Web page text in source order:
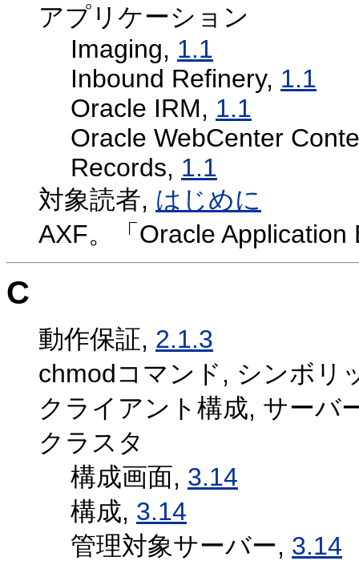
アプリケーション
Imaging, 1.1
Inbound Refinery, 1.1
Oracle IRM, 1.1
Oracle WebCenter
Records, 1.1
対象読者, はじめに
AXF。「Oracle
C
動作保証, 2.1.3
chmodコマンド, シンボリ
クライアント構成, サーバ
クラスタ
構成画面, 3.14
構成, 3.14
管理対象サーバー, 3.14